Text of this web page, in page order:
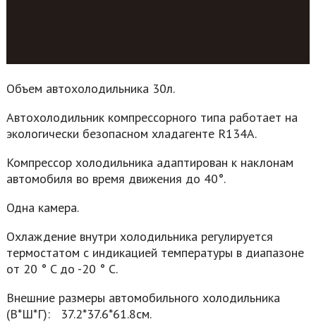
Объем автохолодильника 30л.
Автохолодильник компрессорного типа работает на
экологически безопасном хладагенте R134A.
Компрессор холодильника адаптирован к наклонам
автомобиля во время движения до 40°.
Одна камера.
Охлаждение внутри холодильника регулируется
термостатом с индикацией температуры в диапазоне
от 20 ° C до -20 ° C.
Внешние размеры автомобильного холодильника
(В*Ш*Г): 37.2*37.6*61.8см.